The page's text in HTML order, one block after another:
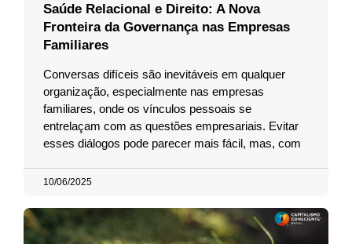
Saúde Relacional e Direito: A Nova
Fronteira da Governança nas Empresas
Familiares
Conversas difíceis são inevitáveis em qualquer
organização, especialmente nas empresas
familiares, onde os vínculos pessoais se
entrelaçam com as questões empresariais. Evitar
esses diálogos pode parecer mais fácil, mas, com
10/06/2025